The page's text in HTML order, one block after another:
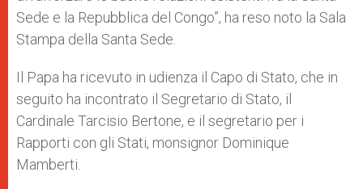
Sede e la Repubblica del Congo”, ha reso noto la Sala
Stampa della Santa Sede.
Il Papa ha ricevuto in udienza il Capo di Stato, che in
seguito ha incontrato il Segretario di Stato, il
Cardinale Tarcisio Bertone, e il segretario per i
Rapporti con gli Stati, monsignor Dominique
Mamberti.